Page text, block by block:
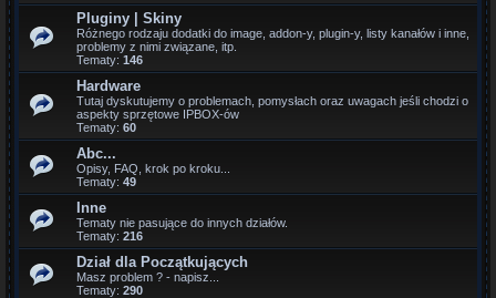
Pluginy | Skiny
Różnego rodzaju dodatki do image, addon-y, plugin-y, listy kanałów i inne,
problemy z nimi związane, itp.
Tematy: 146
Hardware
Tutaj dyskutujemy o problemach, pomysłach oraz uwagach jeśli chodzi o
aspekty sprzętowe IPBOX-ów
Tematy: 60
Abc...
Opisy, FAQ, krok po kroku...
Tematy: 49
Inne
Tematy nie pasujące do innych działów.
Tematy: 216
Dział dla Początkujących
Masz problem ? - napisz...
Tematy: 290